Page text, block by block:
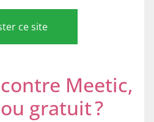
ce site
Meetic,
gratuit ?